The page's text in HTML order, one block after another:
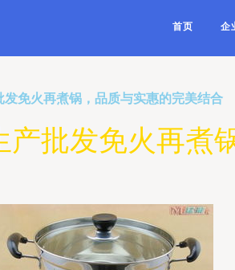
首页 企
免火再煮锅，品质与实惠的完美结合
批发免火再煮